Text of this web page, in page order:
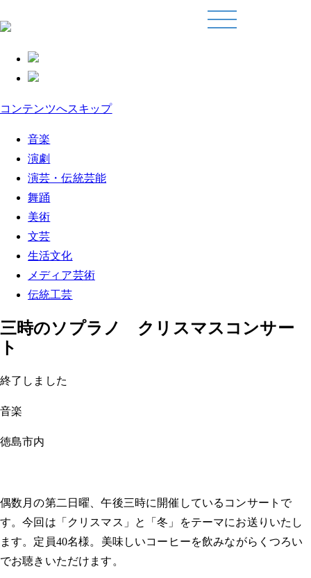
コンテンツへスキップ
音楽
演劇
演芸・伝統芸能
舞踊
美術
文芸
生活文化
メディア芸術
伝統工芸
三時のソプラノ クリスマスコンサー
ト
終了しました
音楽
徳島市内
偶数月の第二日曜、午後三時に開催しているコンサートで
す。今回は「クリスマス」と「冬」をテーマにお送りいたし
ます。定員40名様。美味しいコーヒーを飲みながらくつろい
でお聴きいただけます。